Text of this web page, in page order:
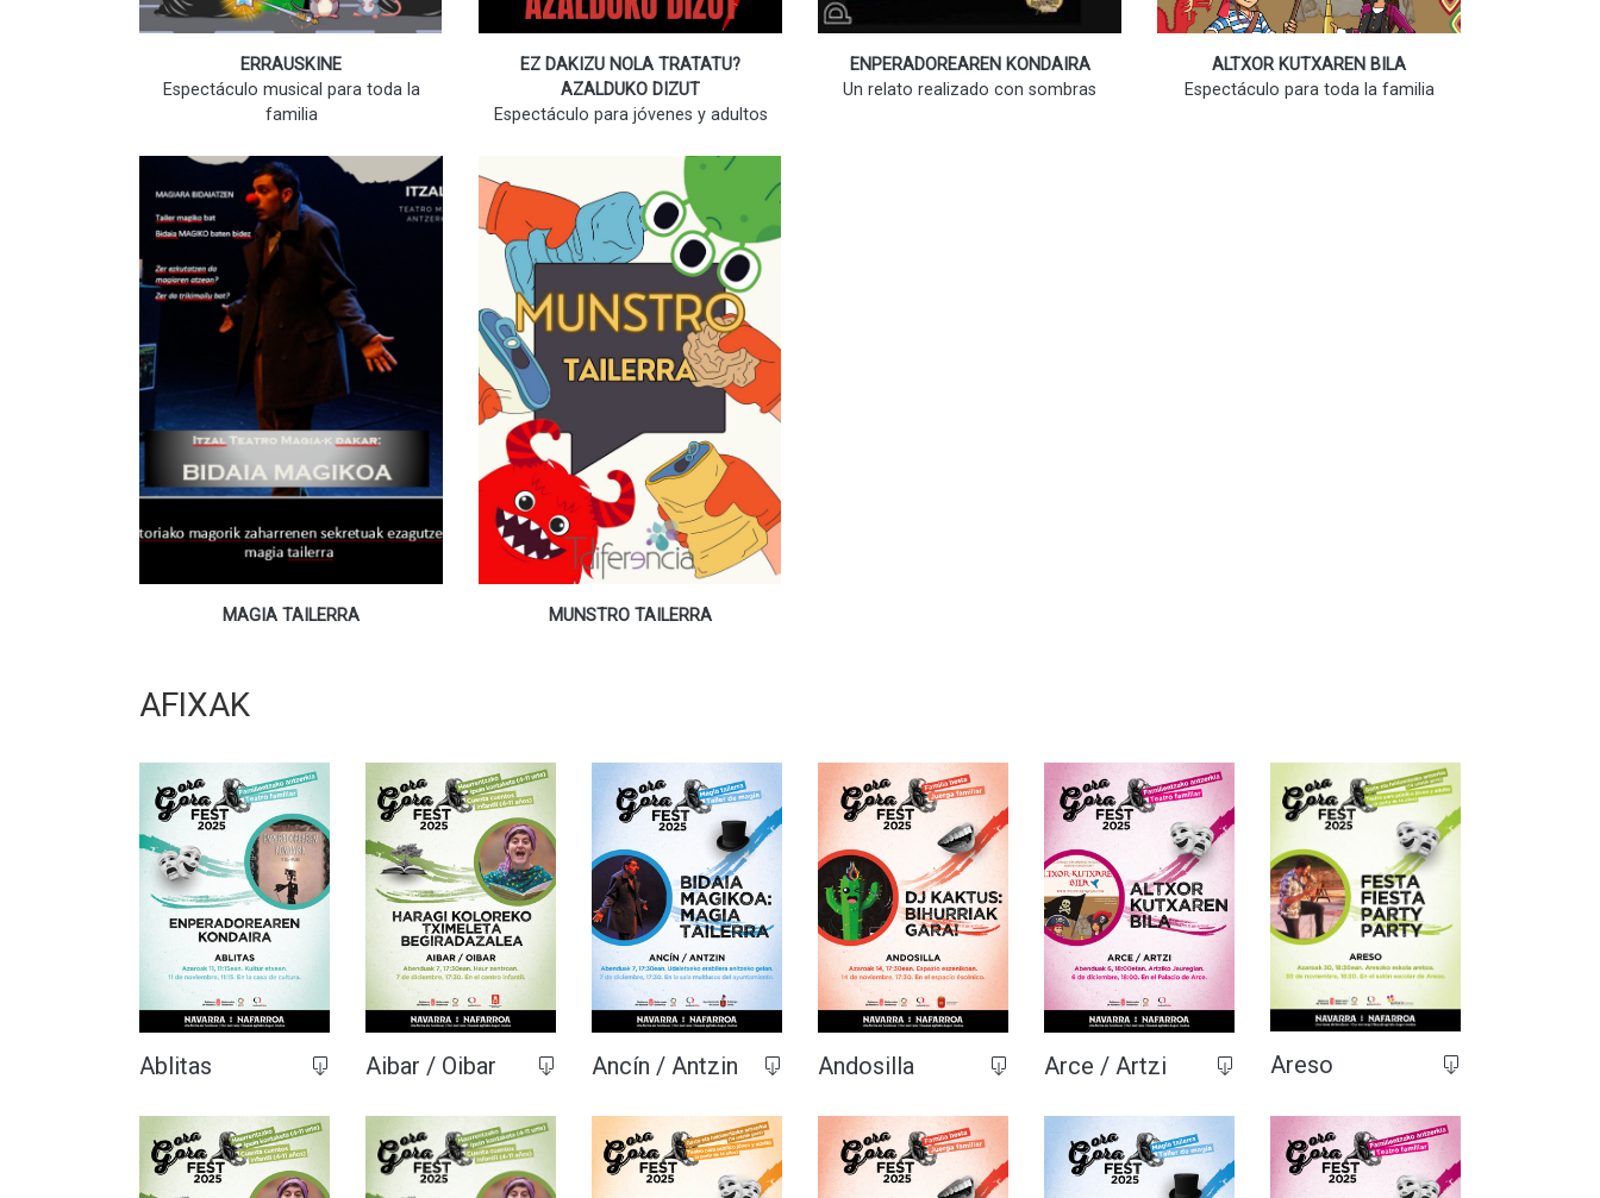
ERRAUSKINE
Espectáculo musical para toda la
familia
EZ DAKIZU NOLA TRATATU?
AZALDUKO DIZUT
Espectáculo para jóvenes y adultos
ENPERADOREAREN KONDAIRA
Un relato realizado con sombras
ALTXOR KUTXAREN BILA
Espectáculo para toda la familia
MAGIA TAILERRA MUNSTRO TAILERRA
AFIXAK
Ablitas Aibar / Oibar Ancín / Antzin Andosilla Arce / Artzi Areso